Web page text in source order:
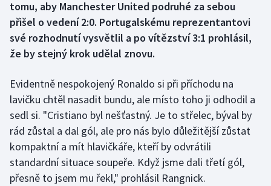
Curling
Cyklistika
Dostihy
Florbal
Futsal
Golf
tomu, aby Manchester United podruhé za sebou
přišel o vedení 2:0. Portugalskému reprezentantovi
své rozhodnutí vysvětlil a po vítězství 3:1 prohlásil,
že by stejný krok udělal znovu.
Evidentně nespokojený Ronaldo si při příchodu na
lavičku chtěl nasadit bundu, ale místo toho ji odhodil a
sedl si. "Cristiano byl nešťastný. Je to střelec, býval by
rád zůstal a dal gól, ale pro nás bylo důležitější zůstat
kompaktní a mít hlavičkáře, kteří by odvrátili
standardní situace soupeře. Když jsme dali třetí gól,
přesně to jsem mu řekl," prohlásil Rangnick.